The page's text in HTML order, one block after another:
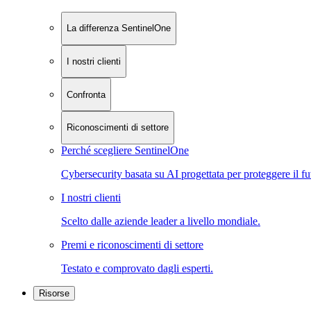
La differenza SentinelOne
I nostri clienti
Confronta
Riconoscimenti di settore
Perché scegliere SentinelOne
Cybersecurity basata su AI progettata per proteggere il
I nostri clienti
Scelto dalle aziende leader a livello mondiale.
Premi e riconoscimenti di settore
Testato e comprovato dagli esperti.
Risorse